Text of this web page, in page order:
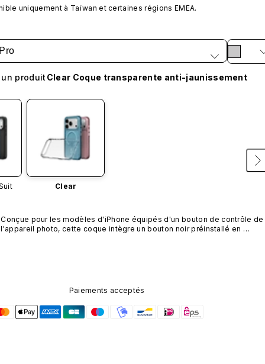
uniquement à Taïwan et certaines régions EMEA.
produit Clear Coque transparente anti-jaunissement
Clear
Conçue pour les modèles d'iPhone équipés d'un bouton de contrôle de
l'appareil photo, cette coque intègre un bouton noir préinstallé en
Paiements acceptés